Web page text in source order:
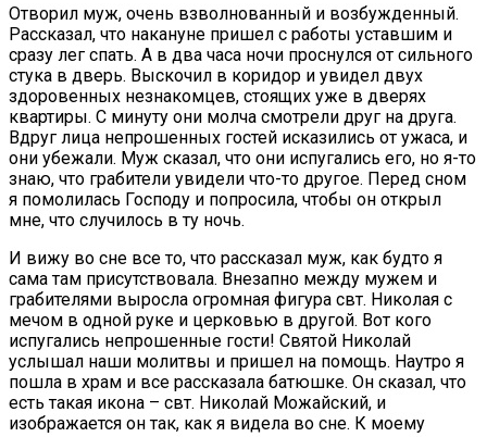
Отворил муж, очень взволнованный и возбужденный.
Рассказал, что накануне пришел с работы уставшим и
сразу лег спать. А в два часа ночи проснулся от сильного
стука в дверь. Выскочил в коридор и увидел двух
здоровенных незнакомцев, стоящих уже в дверях
квартиры. С минуту они молча смотрели друг на друга.
Вдруг лица непрошенных гостей исказились от ужаса, и
они убежали. Муж сказал, что они испугались его, но я-то
знаю, что грабители увидели что-то другое. Перед сном
я помолилась Господу и попросила, чтобы он открыл
мне, что случилось в ту ночь.
И вижу во сне все то, что рассказал муж, как будто я
сама там присутствовала. Внезапно между мужем и
грабителями выросла огромная фигура свт. Николая с
мечом в одной руке и церковью в другой. Вот кого
испугались непрошенные гости! Святой Николай
услышал наши молитвы и пришел на помощь. Наутро я
пошла в храм и все рассказала батюшке. Он сказал, что
есть такая икона – свт. Николай Можайский, и
изображается он так, как я видела во сне. К моему